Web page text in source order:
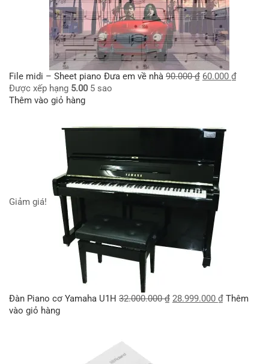
File midi – Sheet piano Đưa em về nhà 90.000₫ 60.000 ₫
Được xếp hạng 5.005 sao
Thêm vào giỏ hàng
Giảm giá!
Đàn Piano cơ Yamaha U1H 32.000.000₫ 28.999.000 ₫ Thêm
vào giỏ hàng